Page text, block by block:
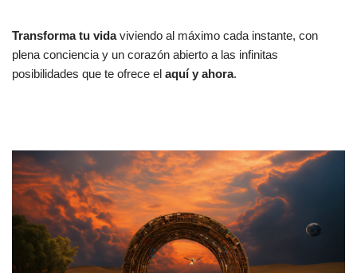
Transforma tu vidaviviendo al máximo cada instante, con
plena conciencia y un corazón abierto a las infinitas
posibilidades que te ofrece el aquí y ahora.